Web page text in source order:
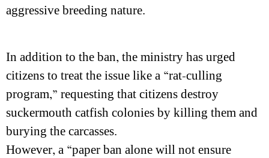
aggressive breeding nature.
In addition to the ban, the ministry has urged
citizens to treat the issue like a “rat-culling
program,” requesting that citizens destroy
suckermouth catfish colonies by killing them and
burying the carcasses.
However, a “paper ban alone will not ensure